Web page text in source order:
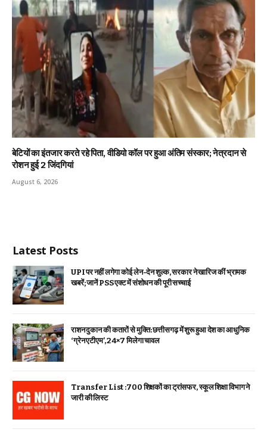
बेटियों का इंतजार करते रहे पिता, वीडियो कॉल पर हुआ अंतिम संस्कार; नेत्रदान से
रोशन हुई 2 जिंदगियां
August 6, 2026
Latest Posts
UPI पर नहीं लगेगा कोई लेन-देन शुल्क, सरकार ने खारिज कीं भ्रामक
खबरें; जानें PSS एक्ट में संशोधन की पूरी सच्चाई
राशन दुकान की कतारों से मुक्ति: छत्तीसगढ़ में शुरू हुआ देश का आधुनिक
‘ग्रेन एटीएम’, 24×7 मिलेगा चावल
Transfer List :700 शिक्षकों का ट्रांसफर, स्कूल शिक्षा विभाग ने
जारी की लिस्ट